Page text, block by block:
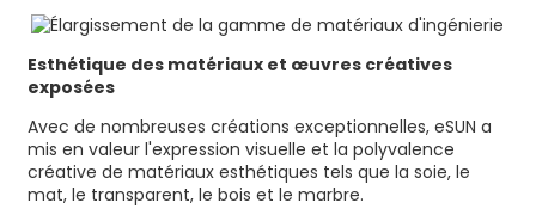
Esthétique des matériaux et œuvres créatives
exposées
Avec de nombreuses créations exceptionnelles, eSUN a
mis en valeur l'expression visuelle et la polyvalence
créative de matériaux esthétiques tels que la soie, le
mat, le transparent, le bois et le marbre.